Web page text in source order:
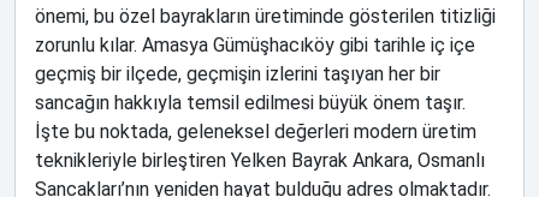
önemi, bu özel bayrakların üretiminde gösterilen titizliği
zorunlu kılar. Amasya Gümüşhacıköy gibi tarihle iç içe
geçmiş bir ilçede, geçmişin izlerini taşıyan her bir
sancağın hakkıyla temsil edilmesi büyük önem taşır.
İşte bu noktada, geleneksel değerleri modern üretim
teknikleriyle birleştiren Yelken Bayrak Ankara, Osmanlı
Sancakları’nın yeniden hayat bulduğu adres olmaktadır.